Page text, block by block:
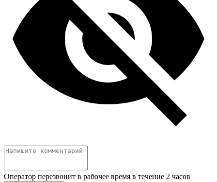
Оператор перезвонит в рабочее время в течение 2 часов